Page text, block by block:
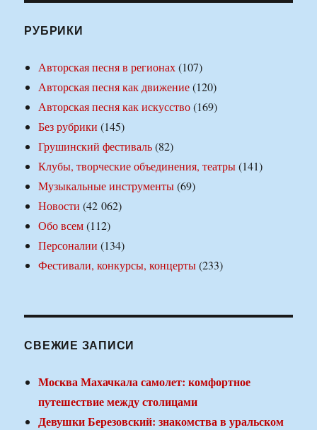
РУБРИКИ
Авторская песня в регионах(107)
Авторская песня как движение(120)
Авторская песня как искусство(169)
Без рубрики (145)
Грушинский фестиваль(82)
Клубы, творческие объединения, театры(141)
Музыкальные инструменты(69)
Новости (42 062)
Обо всем(112)
Персоналии (134)
Фестивали, конкурсы, концерты(233)
СВЕЖИЕ ЗАПИСИ
Москва Махачкала самолет: комфортное
путешествие между столицами
Девушки Березовский: знакомства в уральском